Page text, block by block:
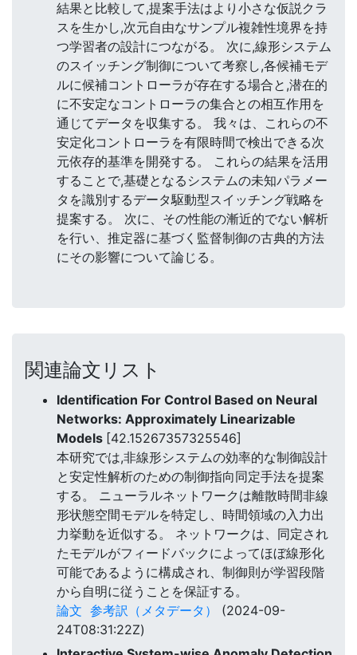
結果と比較して,提案手法はより小さな仮説クラ
スを生かし,次元自由なサンプル複雑性境界を持
つ学習者の設計につながる。 次に,線形システム
のスイッチング制御について考察し,各候補モデ
ルに候補コントローラが存在する場合と,潜在的
に不安定なコントローラの集合との相互作用を
通じてデータを収集する。 我々は、これらの不
安定化コントローラを有限時間で検出できる次
元依存的基準を開発する。 これらの結果を活用
することで,基礎となるシステムの未知パラメー
タを識別するデータ駆動型スイッチング戦略を
提案する。 次に、その性能の漸近的でない解析
を行い、推定器に基づく監督制御の古典的方法
にその影響について論じる。
関連論文リスト
Identification For Control Based on Neural
Networks: Approximately Linearizable
Models [42.15267357325546]
本研究では,非線形システムの効率的な制御設計
と安定性解析のための制御指向同定手法を提案
する。 ニューラルネットワークは離散時間非線
形状態空間モデルを特定し、時間領域の入力出
力挙動を近似する。 ネットワークは、同定され
たモデルがフィードバックによってほぼ線形化
可能であるように構成され、制御則が学習段階
から自明に従うことを保証する。
論文 参考訳（メタデータ）
(2024-09-
24T08:31:22Z)